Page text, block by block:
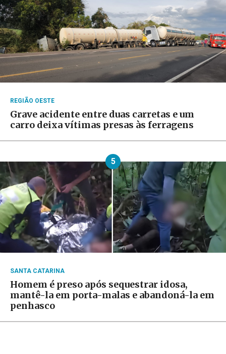
REGIÃO OESTE
Grave acidente entre duas carretas e um
carro deixa vítimas presas às ferragens
5
SANTA CATARINA
Homem é preso após sequestrar idosa,
mantê-la em porta-malas e abandoná-la em
penhasco